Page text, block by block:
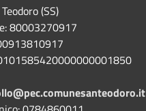
(SS)
80003270917